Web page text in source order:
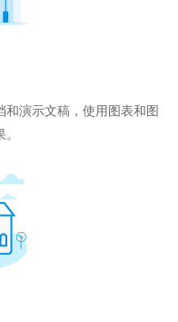
演示文稿，使用图表和图